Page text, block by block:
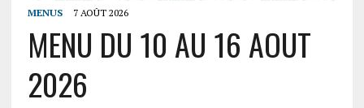
MENUS 7 AOÛT 2026
MENU DU 10 AU 16 AOUT
2026